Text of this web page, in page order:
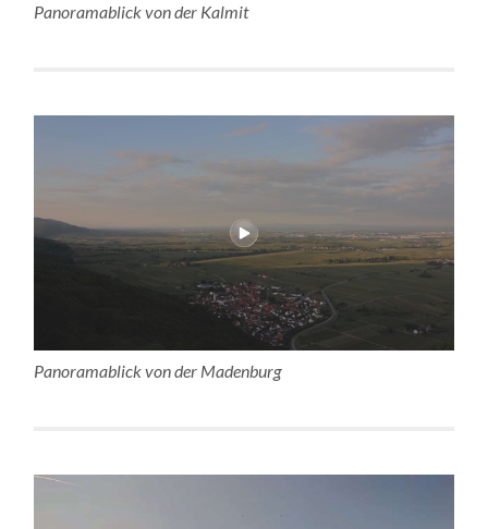
Panoramablick von der Kalmit
Panoramablick von der Madenburg